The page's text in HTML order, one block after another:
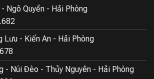
Ngô Quyền - Hải Phòng
Lưu - Kiến An - Hải Phòng
- Núi Đèo - Thủy Nguyên - Hải Phòng